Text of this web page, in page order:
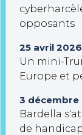
opposants
25 avril 2026
Un mini-
Europe et
3 décembre
Bardella
de